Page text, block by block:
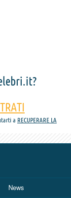
a RECUPERARE LA
News